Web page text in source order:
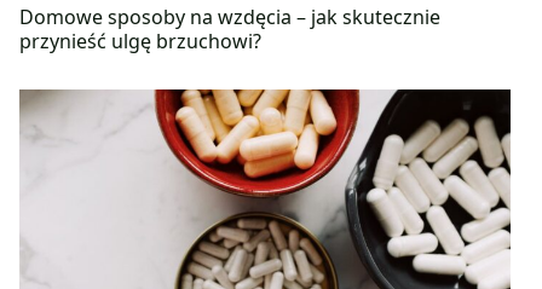
Domowe sposoby na wzdęcia – jak skutecznie
przynieść ulgę brzuchowi?